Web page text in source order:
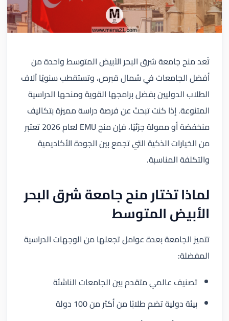
تُعد منح جامعة شرق البحر الأبيض المتوسط واحدة من
أفضل الجامعات في شمال قبرص، وتستقطب سنويًا آلاف
الطلاب الدوليين بفضل برامجها القوية ومنحها الدراسية
المتنوعة. إذا كنت تبحث عن فرصة دراسة مميزة بتكاليف
منخفضة أو ممولة جزئيًا، فإن منح EMU لعام 2026 تعتبر
من الخيارات الذكية التي تجمع بين الجودة الأكاديمية
والتكلفة المناسبة.
لماذا تختار منح جامعة شرق البحر
الأبيض المتوسط
تتميز الجامعة بعدة عوامل تجعلها من الوجهات الدراسية
المفضلة:
تصنيف عالمي متقدم بين الجامعات الناشئة
بيئة دولية تضم طلابًا من أكثر من 100 دولة